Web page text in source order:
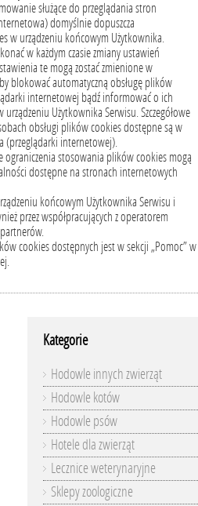
służące do przeglądania stron
domyślnie dopuszcza
w urządzeniu końcowym Użytkownika.
w każdym czasie zmiany ustawień
te mogą zostać zmienione w
blokować automatyczną obsługę plików
internetowej bądź informować o ich
urządzeniu Użytkownika Serwisu. Szczegółowe
obsługi plików cookies dostępne są w
(przeglądarki internetowej).
ograniczenia stosowania plików cookies mogą
dostępne na stronach internetowych
końcowym Użytkownika Serwisu i
przez współpracujących z operatorem
cookies dostępnych jest w sekcji „Pomoc” w
Kategorie
Hodowle innych zwierząt
Hodowle kotów
Hodowle psów
Hotele dla zwierząt
Lecznice weterynaryjne
Sklepy zoologiczne